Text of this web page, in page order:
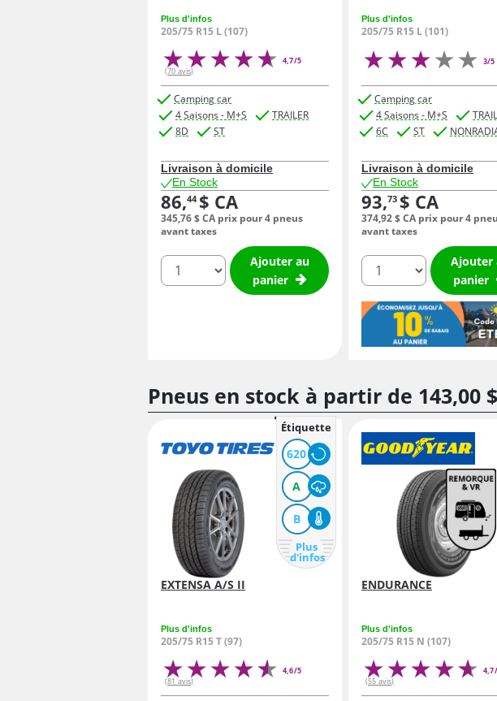
Plus d'infos
205/75 R15 L (107)
4,7/5
(70 avis)
Camping car
4 Saisons - M+S
TRAILER
8D
ST
Livraison à domicile
En Stock
86,44 $ CA
345,76$ CA prix pour 4 pneus
avant taxes
quantité
Ajouter au
panier
Plus d'infos
205/75 R15 L (101)
3/5
Camping car
4 Saisons - M+S
6C
ST
Livraison à domicile
En Stock
93,73 $ CA
374,92$ CA prix pour 4
avant taxes
quantité
Ajouter
panier
Pneus en stock à partir de 143,00
Étiquette
620
A
B
Plus
d'infos
EXTENSA A/S II
Plus d'infos
205/75 R15 T (97)
4,6/5
(81 avis)
ENDURANCE
Plus d'infos
205/75 R15 N (107)
(55 avis)